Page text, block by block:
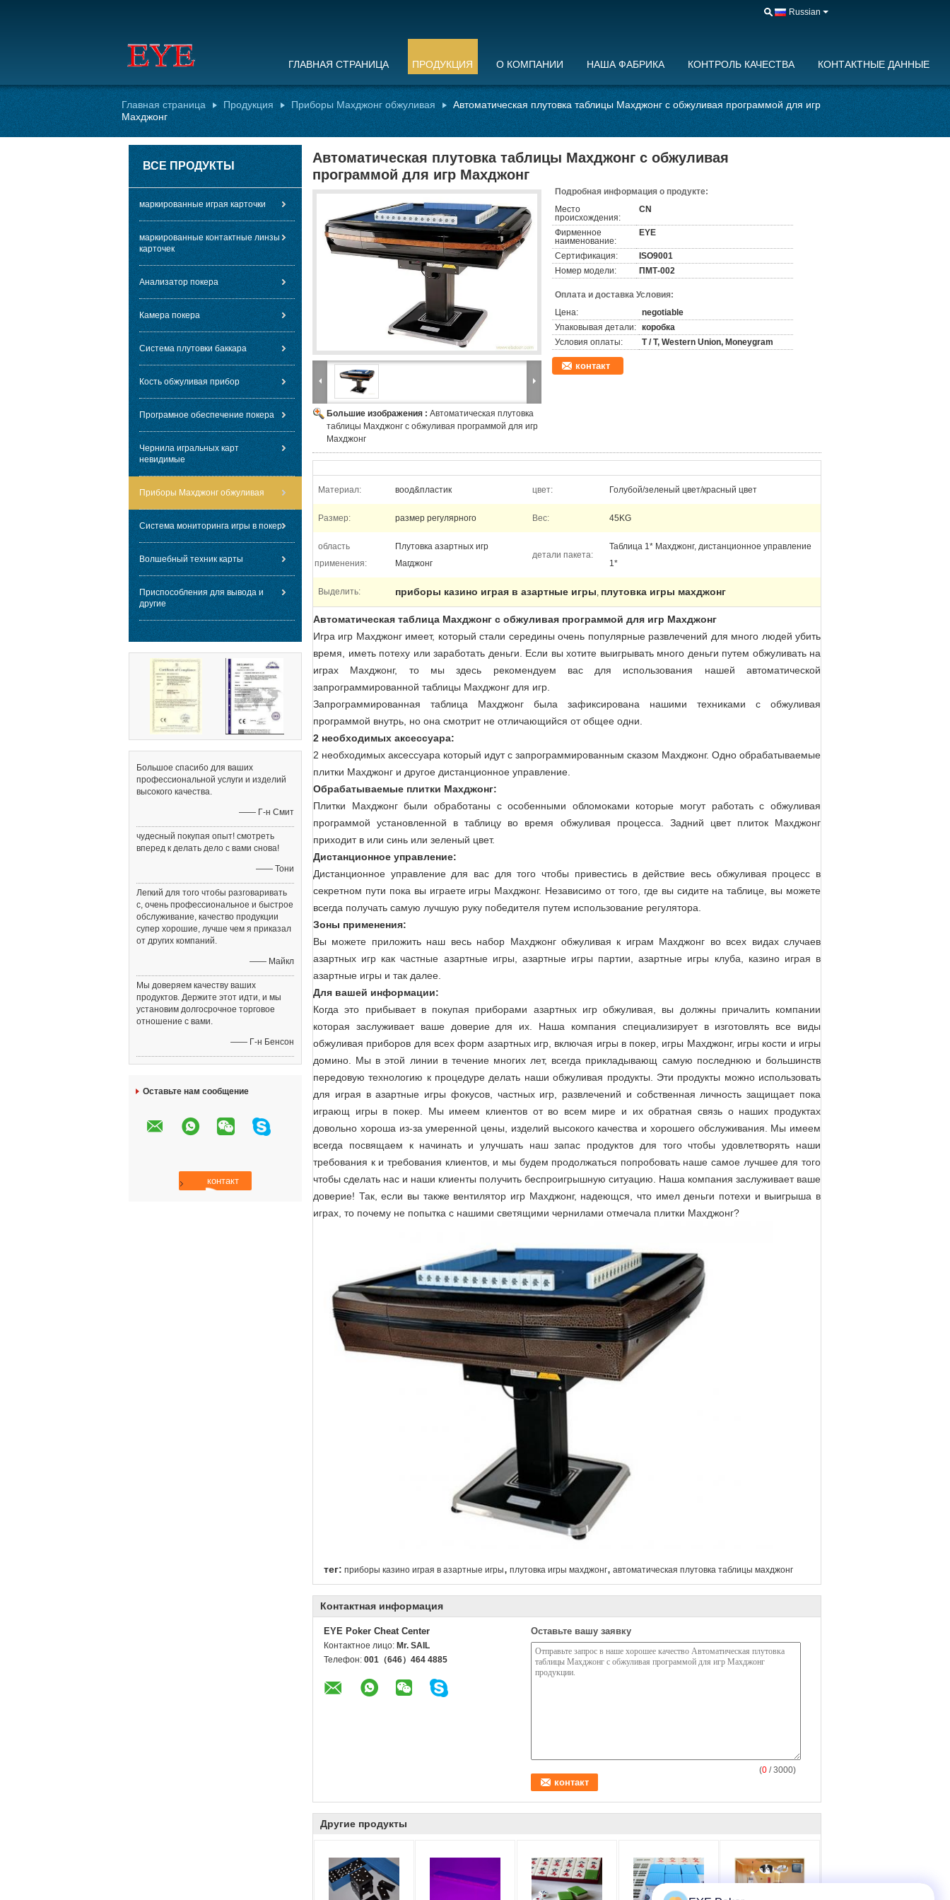
Russian
ГЛАВНАЯ СТРАНИЦА ПРОДУКЦИЯ О КОМПАНИИ НАША ФАБРИКА КОНТРОЛЬ КАЧЕСТВА КОНТАКТНЫЕ ДАННЫЕ
Главная страница Продукция Приборы Махджонг обжуливая
Автоматическая плутовка таблицы Махджонг с обжуливая программой для игр
Махджонг
ВСЕ ПРОДУКТЫ
маркированные играя карточки
маркированные контактные линзы
карточек
Анализатор покера
Камера покера
Система плутовки баккара
Кость обжуливая прибор
Програмное обеспечение покера
Чернила игральных карт
невидимые
Приборы Махджонг обжуливая
Система мониторинга игры в покер
Волшебный техник карты
Приспособления для вывода и
другие
Большое спасибо для ваших
профессиональной услуги и изделий
высокого качества.
—— Г-н Смит
чудесный покупая опыт! смотреть
вперед к делать дело с вами снова!
—— Тони
Легкий для того чтобы разговаривать
с, очень профессиональное и быстрое
обслуживание, качество продукции
супер хорошие, лучше чем я приказал
от других компаний.
—— Майкл
Мы доверяем качеству ваших
продуктов. Держите этот идти, и мы
установим долгосрочное торговое
отношение с вами.
—— Г-н Бенсон
Оставьте нам сообщение
Автоматическая плутовка таблицы Махджонг с обжуливая
программой для игр Махджонг
Большие изображения : Автоматическая плутовка
таблицы Махджонг с обжуливая программой для игр
Махджонг
Подробная информация о продукте:
Место
происхождения:
CN
Фирменное
наименование:
EYE
Сертификация:
ISO9001
Номер модели:
ПМТ-002
Оплата и доставка Условия:
Цена:
negotiable
Упаковывая детали: коробка
Условия оплаты:
T / T, Western Union, Moneygram
контакт
Материал: воод&пластик цвет: Голубой/зеленый цвет/красный цвет
Размер: размер регулярного Вес: 45KG
область
применения:
Плутовка азартных игр
Магджонг
детали пакета:
Таблица 1* Махджонг, дистанционное управление
1*
Выделить: приборы казино играя в азартные игры, плутовка игры махджонг
Автоматическая таблица Махджонг с обжуливая программой для игр Махджонг
Игра игр Махджонг имеет, который стали середины очень популярные развлечений для много людей убить
время, иметь потеху или заработать деньги. Если вы хотите выигрывать много деньги путем обжуливать на
играх Махджонг, то мы здесь рекомендуем вас для использования нашей автоматической
запрограммированной таблицы Махджонг для игр.
Запрограммированная таблица Махджонг была зафиксирована нашими техниками с обжуливая
программой внутрь, но она смотрит не отличающийся от общее одни.
2 необходимых аксессуара:
2 необходимых аксессуара который идут с запрограммированным сказом Махджонг. Одно обрабатываемые
плитки Махджонг и другое дистанционное управление.
Обрабатываемые плитки Махджонг:
Плитки Махджонг были обработаны с особенными обломоками которые могут работать с обжуливая
программой установленной в таблицу во время обжуливая процесса. Задний цвет плиток Махджонг
приходит в или синь или зеленый цвет.
Дистанционное управление:
Дистанционное управление для вас для того чтобы привестись в действие весь обжуливая процесс в
секретном пути пока вы играете игры Махджонг. Независимо от того, где вы сидите на таблице, вы можете
всегда получать самую лучшую руку победителя путем использование регулятора.
Зоны применения:
Вы можете приложить наш весь набор Махджонг обжуливая к играм Махджонг во всех видах случаев
азартных игр как частные азартные игры, азартные игры партии, азартные игры клуба, казино играя в
азартные игры и так далее.
Для вашей информации:
Когда это прибывает в покупая приборами азартных игр обжуливая, вы должны причалить компании
которая заслуживает ваше доверие для их. Наша компания специализирует в изготовлять все виды
обжуливая приборов для всех форм азартных игр, включая игры в покер, игры Махджонг, игры кости и игры
домино. Мы в этой линии в течение многих лет, всегда прикладывающ самую последнюю и большинств
передовую технологию к процедуре делать наши обжуливая продукты. Эти продукты можно использовать
для играя в азартные игры фокусов, частных игр, развлечений и собственная личность защищает пока
играющ игры в покер. Мы имеем клиентов от во всем мире и их обратная связь о наших продуктах
довольно хороша из-за умеренной цены, изделий высокого качества и хорошего обслуживания. Мы имеем
всегда посвящаем к начинать и улучшать наш запас продуктов для того чтобы удовлетворять наши
требования к и требования клиентов, и мы будем продолжаться попробовать наше самое лучшее для того
чтобы сделать нас и наши клиенты получить беспроигрышную ситуацию. Наша компания заслуживает ваше
доверие! Так, если вы также вентилятор игр Махджонг, надеющся, что имел деньги потехи и выигрыша в
играх, то почему не попытка с нашими светящими чернилами отмечала плитки Махджонг?
тег: приборы казино играя в азартные игры, плутовка игры махджонг, автоматическая плутовка таблицы махджонг
Контактная информация
EYE Poker Cheat Center
Контактное лицо: Mr. SAIL
Телефон: 001（646）464 4885
Оставьте вашу заявку
(0 / 3000)
Другие продукты